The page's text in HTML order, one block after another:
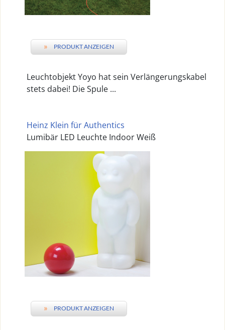
» PRODUKT ANZEIGEN
Leuchtobjekt Yoyo hat sein Verlängerungskabel
stets dabei! Die Spule ...
Heinz Klein für Authentics
Lumibär LED Leuchte Indoor Weiß
» PRODUKT ANZEIGEN